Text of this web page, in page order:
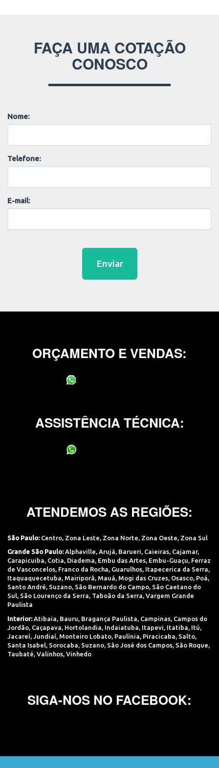
FAÇA UMA COTAÇÃO
CONOSCO
Nome:
Telefone:
E-mail:
Enviar
ORÇAMENTO E VENDAS:
ASSISTÊNCIA TÉCNICA:
ATENDEMOS AS REGIÕES:
São Paulo: Centro, Zona Leste, Zona Norte, Zona Oeste, Zona Sul
Grande São Paulo: Alphaville, Arujá, Barueri, Caieiras, Cajamar,
Carapicuiba, Cotia, Diadema, Embu das Artes, Embu-Guaçu, Ferraz
de Vasconcelos, Franco da Rocha, Guarulhos, Itapecerica da Serra,
Itaquaquecetuba, Mairiporã, Mauá, Mogi das Cruzes, Osasco, Poá,
Santo André, Suzano, São Bernardo do Campo, São Caetano do
Sul, São Lourenço da Serra, Taboão da Serra, Vargem Grande
Paulista
Interior: Atibaia, Bauru, Bragança Paulista, Campinas, Campos do
Jordão, Caçapava, Hortolandia, Indaiatuba, Itapevi, Itatiba, Itú,
Jacareí, Jundiaí, Monteiro Lobato, Paulínia, Piracicaba, Salto,
Santa Isabel, Sorocaba, Suzano, São José dos Campos, São Roque,
Taubaté, Valinhos, Vinhedo
SIGA-NOS NO FACEBOOK: